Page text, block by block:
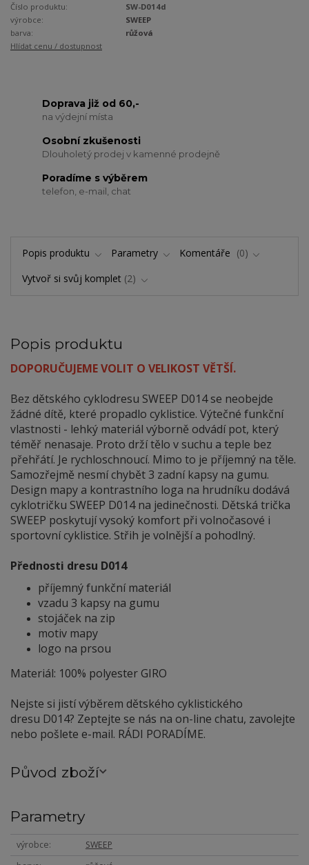
Číslo produktu:
SW-D014d
výrobce:
SWEEP
barva:
růžová
Hlídat cenu / dostupnost
Doprava již od 60,-
na výdejní místa
Osobní zkušenosti
Dlouholetý prodej v kamenné prodejně
Poradíme s výběrem
telefon, e-mail, chat
Popis produktu Parametry Komentáře
0
Vytvoř si svůj komplet 2
Popis produktu
DOPORUČUJEME VOLIT O VELIKOST VĚTŠÍ.
Bez dětského cyklodresu SWEEP D014 se neobejde
žádné dítě, které propadlo cyklistice. Výtečné funkční
vlastnosti - lehký materiál výborně odvádí pot, který
téměř nenasaje. Proto drží tělo v suchu a teple bez
přehřátí. Je rychloschnoucí. Mimo to je příjemný na těle.
Samozřejmě nesmí chybět 3 zadní kapsy na gumu.
Design mapy a kontrastního loga na hrudníku dodává
cyklotričku SWEEP D014 na jedinečnosti. Dětská trička
SWEEP poskytují vysoký komfort při volnočasové i
sportovní cyklistice. Střih je volnější a pohodlný.
Přednosti dresu D014
příjemný funkční materiál
vzadu 3 kapsy na gumu
stojáček na zip
motiv mapy
logo na prsou
Materiál: 100% polyester GIRO
Nejste si jistí výběrem dětského cyklistického
dresu D014? Zeptejte se nás na on-line chatu, zavolejte
nebo pošlete e-mail. RÁDI PORADÍME.
Původ zboží
Parametry
výrobce
SWEEP